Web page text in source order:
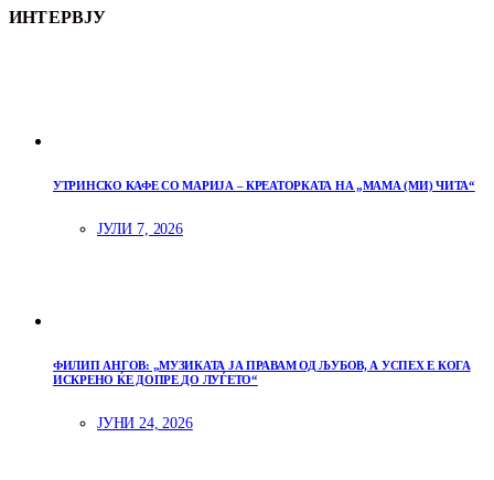
ИНТЕРВЈУ
УТРИНСКО КАФЕ СО МАРИЈА – КРЕАТОРКАТА НА „МАМА (МИ) ЧИТА“
ЈУЛИ 7, 2026
ФИЛИП АНГОВ: „МУЗИКАТА ЈА ПРАВАМ ОД ЉУБОВ, А УСПЕХ Е КОГА
ИСКРЕНО ЌЕ ДОПРЕ ДО ЛУЃЕТО“
ЈУНИ 24, 2026